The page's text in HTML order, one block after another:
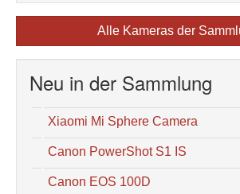
Alle Kameras der
Neu in der Sammlung
Xiaomi Mi Sphere Camera
Canon PowerShot S1 IS
Canon EOS 100D